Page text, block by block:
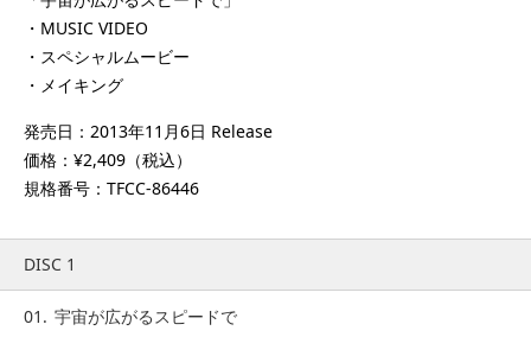
・MUSIC VIDEO
・スペシャルムービー
・メイキング
発売日：2013年11月6日 Release
価格：¥2,409（税込）
規格番号：TFCC-86446
DISC 1
01. 宇宙が広がるスピードで